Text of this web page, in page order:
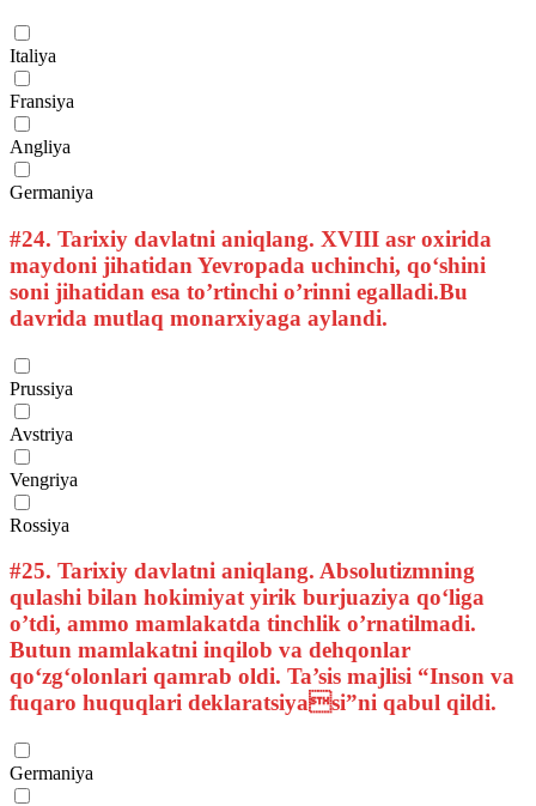
Italiya
Fransiya
Angliya
Germaniya
#24. Tarixiy davlatni aniqlang. XVIII asr oxirida
maydoni jihatidan Yevropada uchinchi, qo‘shini
soni jihatidan esa to’rtinchi o’rinni egalladi.Bu
davrida mutlaq monarxiyaga aylandi.
Prussiya
Avstriya
Vengriya
Rossiya
#25. Tarixiy davlatni aniqlang. Absolutizmning
qulashi bilan hokimiyat yirik burjuaziya qo‘liga
o’tdi, ammo mamlakatda tinchlik o’rnatilmadi.
Butun mamlakatni inqilob va dehqonlar
qo‘zg‘olonlari qamrab oldi. Ta’sis majlisi “Inson va
fuqaro huquqlari deklaratsiyasi”ni qabul qildi.
Germaniya